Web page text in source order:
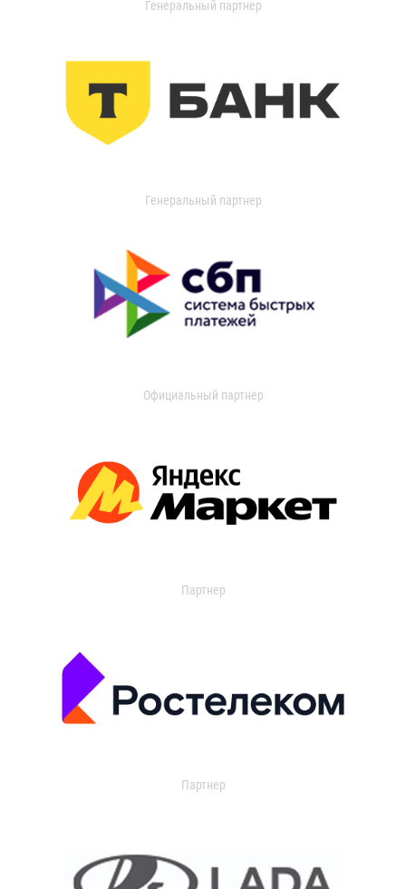
Генеральный партнер
Генеральный партнер
Официальный партнер
Партнер
Партнер